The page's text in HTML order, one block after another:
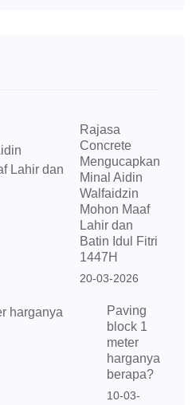
Rajasa
Concrete
Mengucapkan
Minal Aidin
Walfaidzin
Mohon Maaf
Lahir dan
Batin Idul Fitri
1447H
20-03-2026
Paving
block 1
meter
harganya
berapa?
10-03-